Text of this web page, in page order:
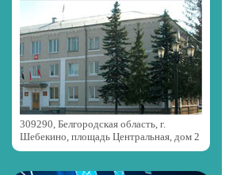
309290, Белгородская область, г.
Шебекино, площадь Центральная, дом 2